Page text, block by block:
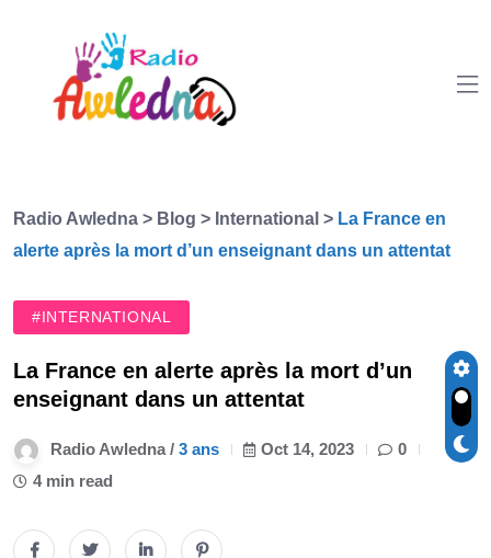
Radio Awledna > Blog > International > La France en
alerte après la mort d’un enseignant dans un attentat
#INTERNATIONAL
La France en alerte après la mort d’un
enseignant dans un attentat
Radio Awledna / 3 ans Oct 14, 2023
0
4 min read